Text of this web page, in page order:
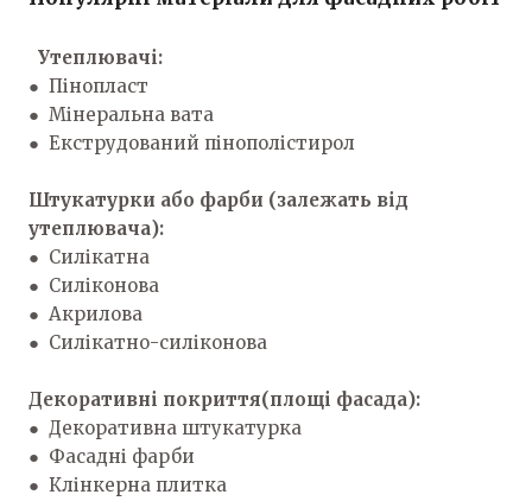
Утеплювачі:
● Пінопласт
● Мінеральна вата
● Екструдований пінополістирол
Штукатурки або фарби (залежать від
утеплювача):
● Силікатна
● Силіконова
● Акрилова
● Силікатно-силіконова
Декоративні покриття(площі фасада):
● Декоративна штукатурка
● Фасадні фарби
● Клінкерна плитка